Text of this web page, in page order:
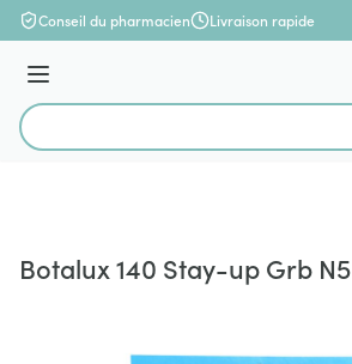
Aller au contenu
Conseil du pharmacien Livraison rapide
Menu
Rechercher
Botalux 140 Stay-up Grb N5